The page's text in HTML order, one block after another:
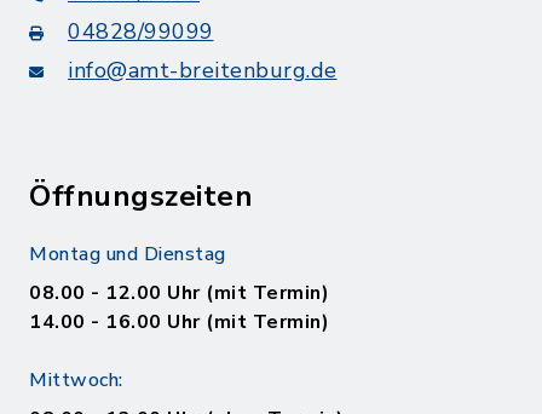
04828/99099
info@amt-breitenburg.de
Öffnungszeiten
Montag und Dienstag
08.00 - 12.00 Uhr (mit Termin)
14.00 - 16.00 Uhr (mit Termin)
Mittwoch: